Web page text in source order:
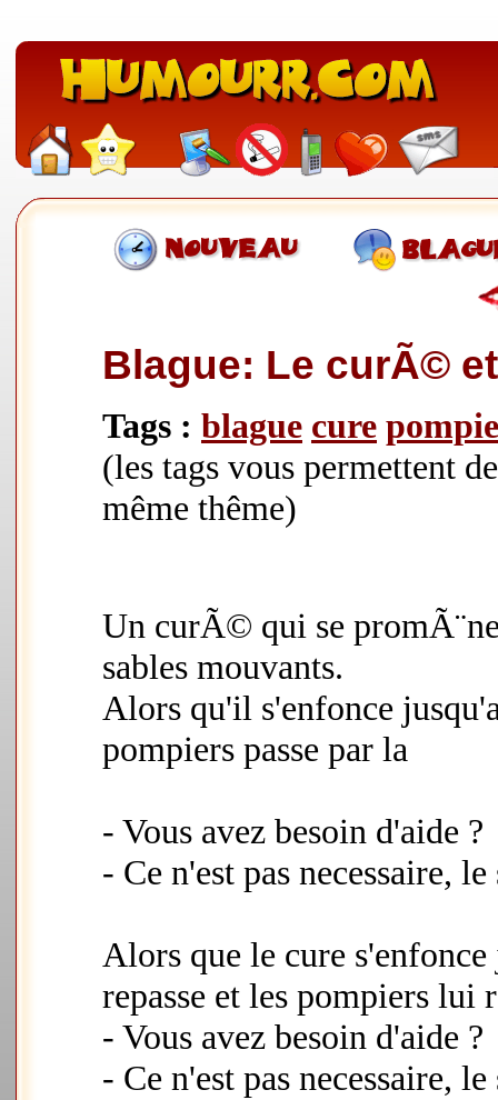
Blague: Le curÃ©
Tags : blague cure
(les tags vous permettent
même thême)
Un curÃ© qui se
sables mouvants.
Alors qu'il s'enfonce
pompiers passe par la
- Vous avez besoin d'aide ?
- Ce n'est pas necessaire,
Alors que le cure
repasse et les pompiers lui
- Vous avez besoin d'aide ?
- Ce n'est pas necessaire,